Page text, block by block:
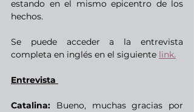
estando en el mismo epicentro de los
hechos.
Se puede acceder a la entrevista
completa en inglés en el siguiente link.
Entrevista
Catalina: Bueno, muchas gracias por